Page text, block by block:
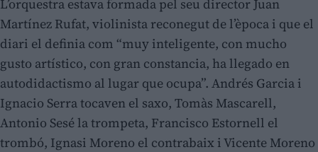
L’orquestra estava formada pel seu director Juan
Martínez Rufat, violinista reconegut de l’època i que el
diari el definia com “muy inteligente, con mucho
gusto artístico, con gran constancia, ha llegado en
autodidactismo al lugar que ocupa”. Andrés Garcia i
Ignacio Serra tocaven el saxo, Tomàs Mascarell,
Antonio Sesé la trompeta, Francisco Estornell el
trombó, Ignasi Moreno el contrabaix i Vicente Moreno